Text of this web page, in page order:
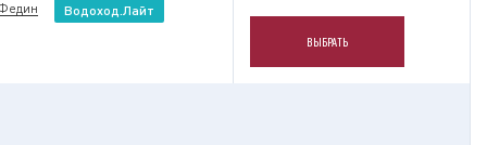
Водоход.Лайт
ВЫБРАТЬ